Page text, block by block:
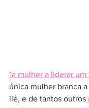
1a mulher a liderar
única mulher branca
ilê, e de tantos outros